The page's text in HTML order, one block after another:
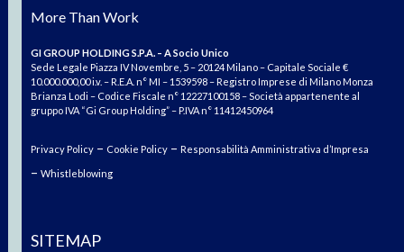
More Than Work
GI GROUP HOLDING S.P.A. – A Socio Unico
Sede Legale Piazza IV Novembre, 5 – 20124 Milano – Capitale Sociale €
10.000.000,00 i.v. – R.E.A. n° MI – 1539598 – Registro Imprese di Milano Monza
Brianza Lodi – Codice Fiscale n° 12227100158 – Società appartenente al
gruppo IVA “Gi Group Holding” – P.IVA n° 11412450964
Privacy Policy– Cookie Policy– Responsabilità Amministrativa d’Impresa
– Whistleblowing
SITEMAP